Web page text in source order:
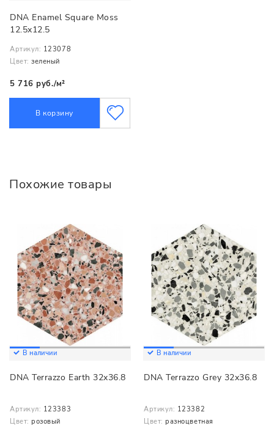
DNA Enamel Square Moss
12.5x12.5
Артикул: 123078
Цвет: зеленый
5 716 руб./м²
В корзину
Похожие товары
В наличии
DNA Terrazzo Earth 32x36.8
Артикул: 123383
Цвет: розовый
В наличии
DNA Terrazzo Grey 32x36.8
Артикул: 123382
Цвет: разноцветная